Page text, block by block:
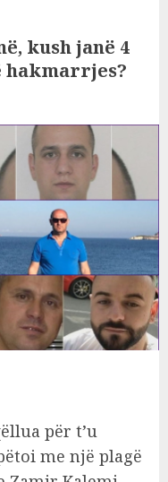
kush janë 4
hakmarrjes?
për t’u
me një plagë